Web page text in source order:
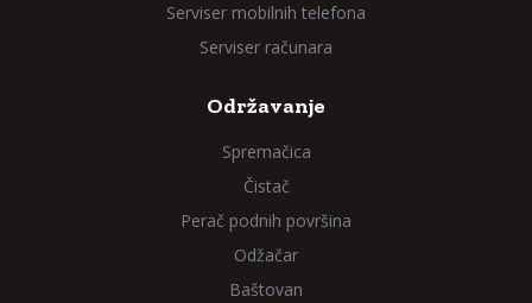
Serviser mobilnih telefona
Serviser računara
Održavanje
Spremačica
Čistač
Perač podnih površina
Odžačar
Baštovan